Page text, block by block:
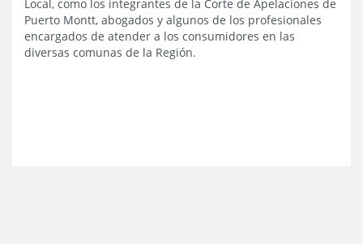
Local, como los integrantes de la Corte de Apelaciones de
Puerto Montt, abogados y algunos de los profesionales
encargados de atender a los consumidores en las
diversas comunas de la Región.